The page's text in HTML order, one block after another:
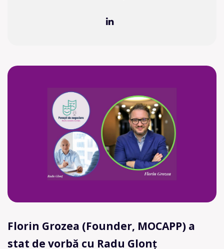
Florin Grozea (Founder, MOCAPP) a
stat de vorbă cu Radu Glonț